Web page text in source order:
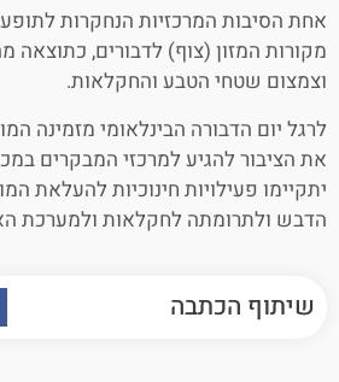
אחת הסיבות המרכזיות הנחקרות
מקורות המזון (צוף) לדבורים, כתוצאה
וצמצום שטחי הטבע והחקלאות.
לרגל יום הדבורה הבינלאומי מזמינה
את הציבור להגיע למרכזי המבקרים
יתקיימו פעילויות חינוכיות להעלאת
הדבש ולתרומתה לחקלאות ולמערכת
שיתוף הכתבה